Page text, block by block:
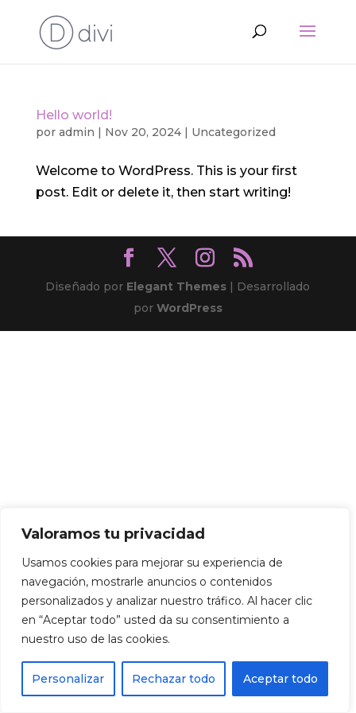
Valoramos tu privacidad
Usamos cookies para mejorar su experiencia de
navegación, mostrarle anuncios o contenidos
personalizados y analizar nuestro tráfico. Al hacer clic
en “Aceptar todo” usted da su consentimiento a
nuestro uso de las cookies.
Personalizar Rechazar todo Aceptar todo
Hello world!
por admin | Nov 20, 2024| Uncategorized
Welcome to WordPress. This is your first
post. Edit or delete it, then start writing!
Diseñado por Elegant Themes | Desarrollado
por WordPress